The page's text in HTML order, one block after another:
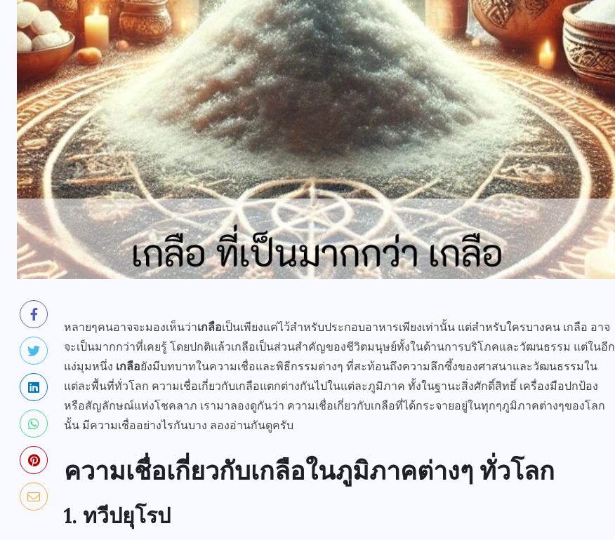
หลายๆคนอาจจะมองเห็นว่าเกลือเป็นเพียงแค่ไว้สำหรับประกอบอาหารเพียงเท่านั้น แต่สำหรับใครบางคน เกลือ อาจ
จะเป็นมากกว่าที่เคยรู้ โดยปกติแล้วเกลือเป็นส่วนสำคัญของชีวิตมนุษย์ทั้งในด้านการบริโภคและวัฒนธรรม แต่ในอีก
แง่มุมหนึ่ง เกลือยังมีบทบาทในความเชื่อและพิธีกรรมต่างๆ ที่สะท้อนถึงความลึกซึ้งของศาสนาและวัฒนธรรมใน
แต่ละพื้นที่ทั่วโลก ความเชื่อเกี่ยวกับเกลือแตกต่างกันไปในแต่ละภูมิภาค ทั้งในฐานะสิ่งศักดิ์สิทธิ์ เครื่องมือปกป้อง
หรือสัญลักษณ์แห่งโชคลาภ เรามาลองดูกันว่า ความเชื่อเกี่ยวกับเกลือที่ได้กระจายอยู่ในทุกๆภูมิภาคต่างๆของโลก
นั้น มีความเชื่ออย่างไรกันบาง ลองอ่านกันดูครับ
ความเชื่อเกี่ยวกับเกลือในภูมิภาคต่างๆ ทั่วโลก
1. ทวีปยุโรป